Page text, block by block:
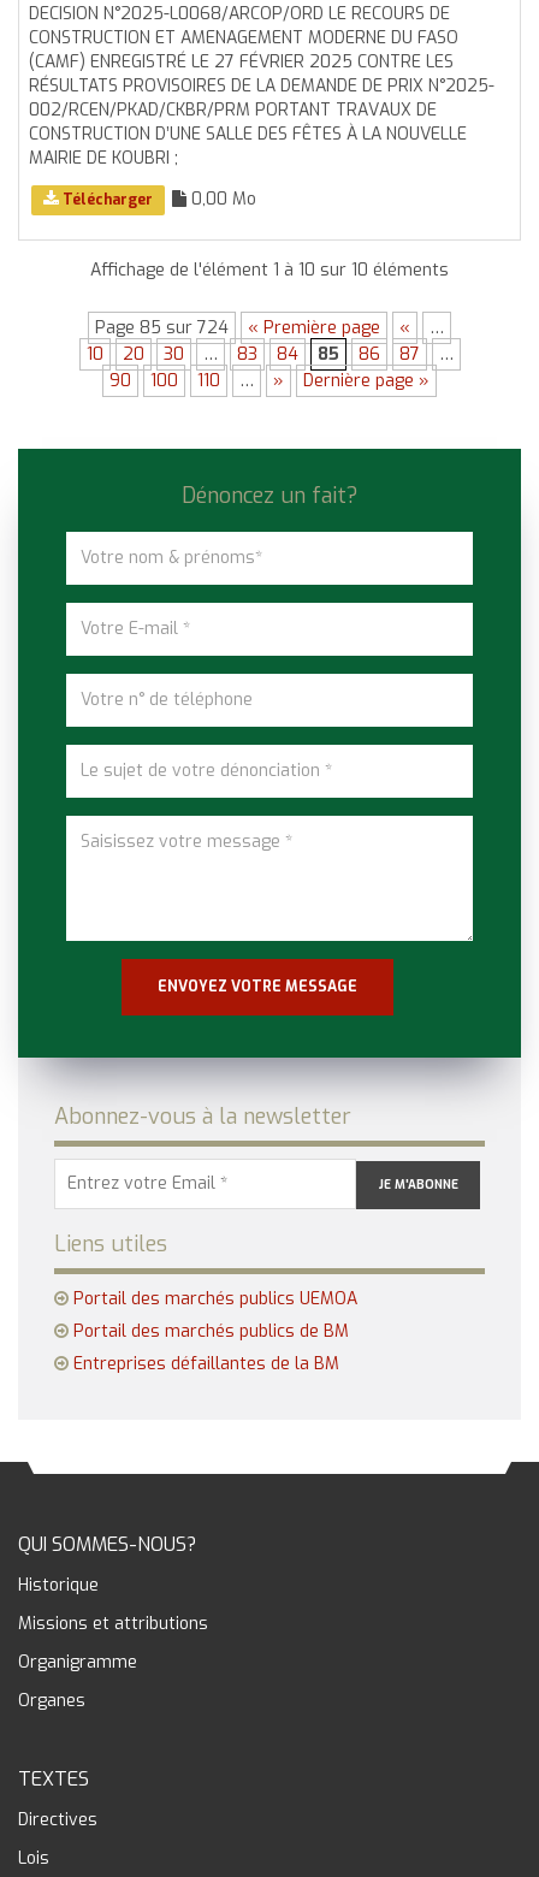
DECISION N°2025-L0068/ARCOP/ORD LE RECOURS DE
CONSTRUCTION ET AMENAGEMENT MODERNE DU FASO
(CAMF) ENREGISTRÉ LE 27 FÉVRIER 2025 CONTRE LES
RÉSULTATS PROVISOIRES DE LA DEMANDE DE PRIX N°2025-
002/RCEN/PKAD/CKBR/PRM PORTANT TRAVAUX DE
CONSTRUCTION D’UNE SALLE DES FÊTES À LA NOUVELLE
MAIRIE DE KOUBRI ;
Télécharger 0,00 Mo
Affichage de l'élément 1 à 10 sur 10 éléments
Page 85 sur 724 « Première page «
…
10
20 30 … 83 84 85 86 87
…
90
100 110 … » Dernière page »
Dénoncez un fait?
Abonnez-vous à la newsletter
Liens utiles
Portail des marchés publics UEMOA
Portail des marchés publics de BM
Entreprises défaillantes de la BM
QUI SOMMES-NOUS?
Historique
Missions et attributions
Organigramme
Organes
TEXTES
Directives
Lois